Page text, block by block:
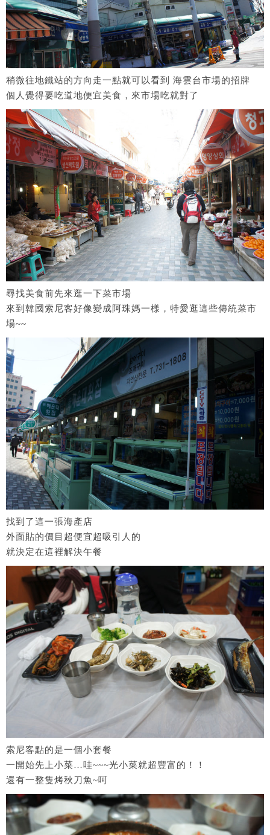
稍微往地鐵站的方向走一點就可以看到 海雲台市場的招牌
個人覺得要吃道地便宜美食，來市場吃就對了
尋找美食前先來逛一下菜市場
來到韓國索尼客好像變成阿珠媽一樣，特愛逛這些傳統菜市
場~~
找到了這一張海產店
外面貼的價目超便宜超吸引人的
就決定在這裡解決午餐
索尼客點的是一個小套餐
一開始先上小菜…哇~~~光小菜就超豐富的！！
還有一整隻烤秋刀魚~呵